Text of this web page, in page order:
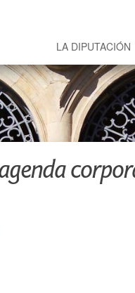
LA DIPUTACIÓN